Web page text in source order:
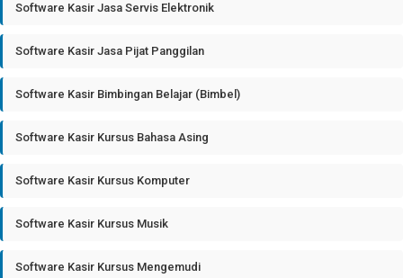
Software Kasir Jasa Servis Elektronik
Software Kasir Jasa Pijat Panggilan
Software Kasir Bimbingan Belajar (Bimbel)
Software Kasir Kursus Bahasa Asing
Software Kasir Kursus Komputer
Software Kasir Kursus Musik
Software Kasir Kursus Mengemudi